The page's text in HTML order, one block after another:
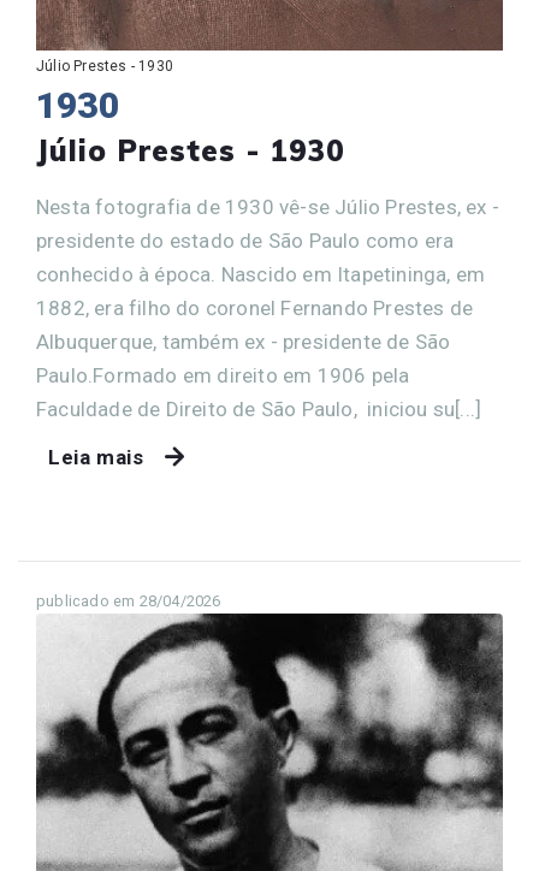
Júlio Prestes - 1930
1930
Júlio Prestes - 1930
Nesta fotografia de 1930 vê-se Júlio Prestes, ex -
presidente do estado de São Paulo como era
conhecido à época. Nascido em Itapetininga, em
1882, era filho do coronel Fernando Prestes de
Albuquerque, também ex - presidente de São
Paulo.Formado em direito em 1906 pela
Faculdade de Direito de São Paulo, iniciou su[...]
Leia mais
publicado em 28/04/2026